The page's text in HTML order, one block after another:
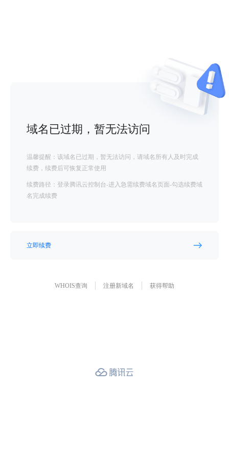
域名已过期，暂无法访问
温馨提醒：该域名已过期，暂无法访问，请域名所有人及时完成
续费，续费后可恢复正常使用
续费路径：登录腾讯云控制台-进入急需续费域名页面-勾选续费域
名完成续费
立即续费
WHOIS查询 注册新域名 获得帮助